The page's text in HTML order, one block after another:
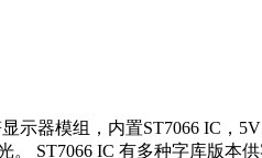
示器模组，内置ST7066 IC，
IC 有多种字库版本供